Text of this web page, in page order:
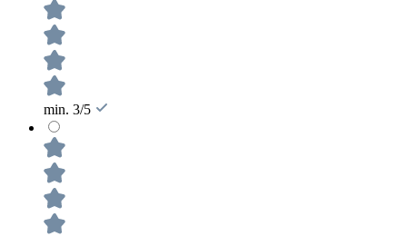
min. 3/5